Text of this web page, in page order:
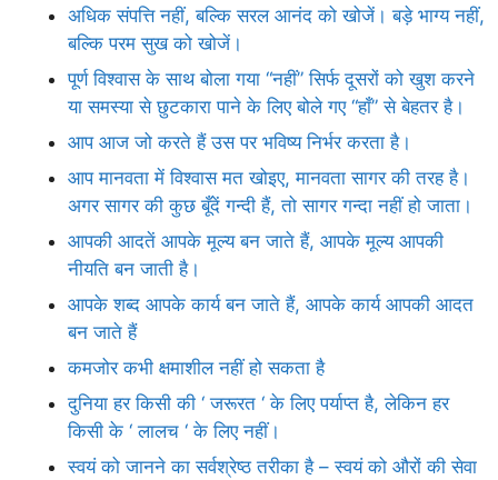
अधिक संपत्ति नहीं, बल्कि सरल आनंद को खोजें। बड़े भाग्य नहीं,
बल्कि परम सुख को खोजें।
पूर्ण विश्वास के साथ बोला गया “नहीं” सिर्फ दूसरों को खुश करने
या समस्या से छुटकारा पाने के लिए बोले गए “हाँ” से बेहतर है।
आप आज जो करते हैं उस पर भविष्य निर्भर करता है।
आप मानवता में विश्वास मत खोइए, मानवता सागर की तरह है।
अगर सागर की कुछ बूँदें गन्दी हैं, तो सागर गन्दा नहीं हो जाता।
आपकी आदतें आपके मूल्य बन जाते हैं, आपके मूल्य आपकी
नीयति बन जाती है।
आपके शब्द आपके कार्य बन जाते हैं, आपके कार्य आपकी आदत
बन जाते हैं
कमजोर कभी क्षमाशील नहीं हो सकता है
दुनिया हर किसी की ‘ जरूरत ‘ के लिए पर्याप्त है, लेकिन हर
किसी के ‘ लालच ‘ के लिए नहीं।
स्वयं को जानने का सर्वश्रेष्ठ तरीका है – स्वयं को औरों की सेवा